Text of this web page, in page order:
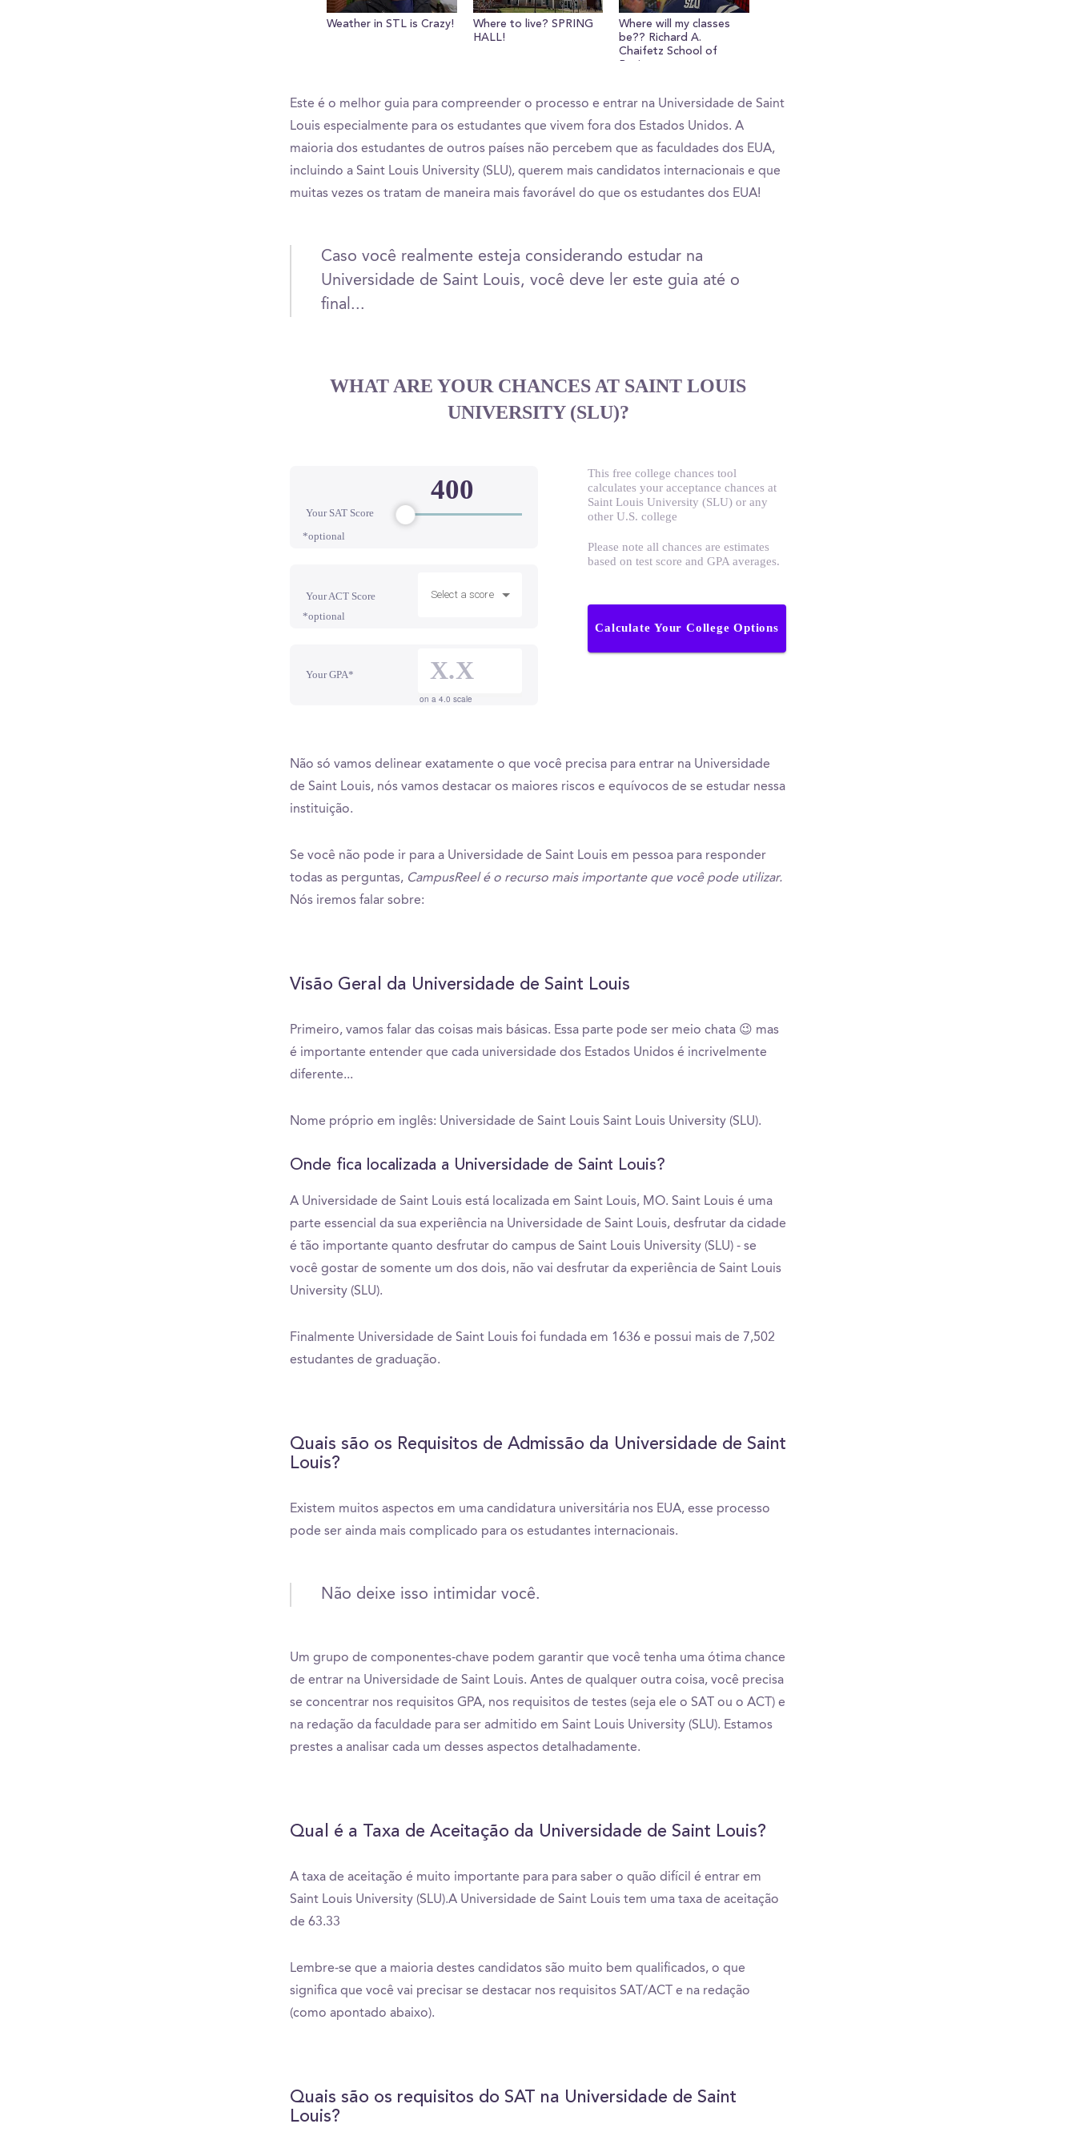
Weather in STL is Crazy!
Where to live? SPRING
HALL!
Where will my classes
be?? Richard A.
Chaifetz School of
Este é o melhor guia para compreender o processo e entrar na Universidade de Saint
Louis especialmente para os estudantes que vivem fora dos Estados Unidos. A
maioria dos estudantes de outros países não percebem que as faculdades dos EUA,
incluindo a Saint Louis University (SLU), querem mais candidatos internacionais e que
muitas vezes os tratam de maneira mais favorável do que os estudantes dos EUA!
Caso você realmente esteja considerando estudar na
Universidade de Saint Louis, você deve ler este guia até o
final...
WHAT ARE YOUR CHANCES AT SAINT LOUIS
UNIVERSITY (SLU)?
Your SAT Score
*optional
Your ACT Score
*optional
Select a score
Your GPA*
on a 4.0 scale
This free college chances tool
calculates your acceptance chances at
Saint Louis University (SLU) or any
other U.S. college
Please note all chances are estimates
based on test score and GPA averages.
Calculate Your College Options
Não só vamos delinear exatamente o que você precisa para entrar na Universidade
de Saint Louis, nós vamos destacar os maiores riscos e equívocos de se estudar nessa
instituição.
Se você não pode ir para a Universidade de Saint Louis em pessoa para responder
todas as perguntas, CampusReel é o recurso mais importante que você pode utilizar.
Nós iremos falar sobre:
Visão Geral da Universidade de Saint Louis
Primeiro, vamos falar das coisas mais básicas. Essa parte pode ser meio chata 😉 mas
é importante entender que cada universidade dos Estados Unidos é incrivelmente
diferente...
Nome próprio em inglês: Universidade de Saint Louis Saint Louis University (SLU).
Onde fica localizada a Universidade de Saint Louis?
A Universidade de Saint Louis está localizada em Saint Louis, MO. Saint Louis é uma
parte essencial da sua experiência na Universidade de Saint Louis, desfrutar da cidade
é tão importante quanto desfrutar do campus de Saint Louis University (SLU) - se
você gostar de somente um dos dois, não vai desfrutar da experiência de Saint Louis
University (SLU).
Finalmente Universidade de Saint Louis foi fundada em 1636 e possui mais de 7,502
estudantes de graduação.
Quais são os Requisitos de Admissão da Universidade de Saint
Louis?
Existem muitos aspectos em uma candidatura universitária nos EUA, esse processo
pode ser ainda mais complicado para os estudantes internacionais.
Não deixe isso intimidar você.
Um grupo de componentes-chave podem garantir que você tenha uma ótima chance
de entrar na Universidade de Saint Louis. Antes de qualquer outra coisa, você precisa
se concentrar nos requisitos GPA, nos requisitos de testes (seja ele o SAT ou o ACT) e
na redação da faculdade para ser admitido em Saint Louis University (SLU). Estamos
prestes a analisar cada um desses aspectos detalhadamente.
Qual é a Taxa de Aceitação da Universidade de Saint Louis?
A taxa de aceitação é muito importante para para saber o quão difícil é entrar em
Saint Louis University (SLU).A Universidade de Saint Louis tem uma taxa de aceitação
de 63.33
Lembre-se que a maioria destes candidatos são muito bem qualificados, o que
significa que você vai precisar se destacar nos requisitos SAT/ACT e na redação
(como apontado abaixo).
Quais são os requisitos do SAT na Universidade de Saint
Louis?